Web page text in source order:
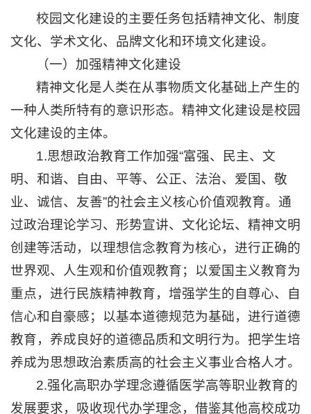
校园文化建设的主要任务包括精神文化、制度
文化、学术文化、品牌文化和环境文化建设。
（一）加强精神文化建设
精神文化是人类在从事物质文化基础上产生的
一种人类所特有的意识形态。精神文化建设是校园
文化建设的主体。
1.思想政治教育工作加强“富强、民主、文
明、和谐、自由、平等、公正、法治、爱国、敬
业、诚信、友善”的社会主义核心价值观教育。通
过政治理论学习、形势宣讲、文化论坛、精神文明
创建等活动，以理想信念教育为核心，进行正确的
世界观、人生观和价值观教育；以爱国主义教育为
重点，进行民族精神教育，增强学生的自尊心、自
信心和自豪感；以基本道德规范为基础，进行道德
教育，养成良好的道德品质和文明行为。把学生培
养成为思想政治素质高的社会主义事业合格人才。
2.强化高职办学理念遵循医学高等职业教育的
发展要求，吸收现代办学理念，借鉴其他高校成功